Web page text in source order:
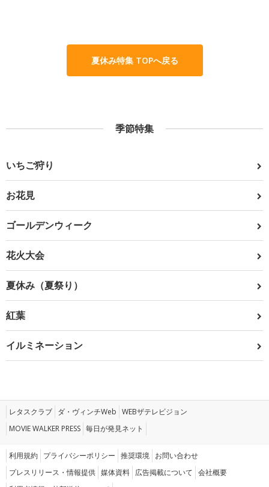
夏休み特集 TOPへ戻る
季節特集
いちご狩り
お花見
ゴールデンウィーク
花火大会
夏休み（夏祭り）
紅葉
イルミネーション
レタスクラブ ダ・ヴィンチWeb WEBザテレビジョン
MOVIE WALKER PRESS 毎日が発見ネット
利用規約 プライバシーポリシー 推奨環境 お問い合わせ
プレスリリース・情報提供 媒体資料 広告掲載について 会社概要